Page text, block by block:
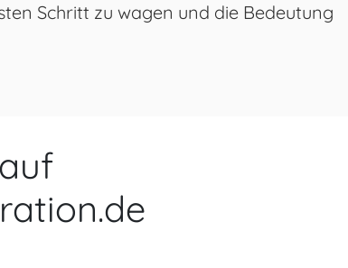
Schritt zu wagen und die Bedeutung